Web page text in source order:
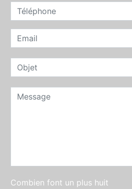
Combien font un plus huit